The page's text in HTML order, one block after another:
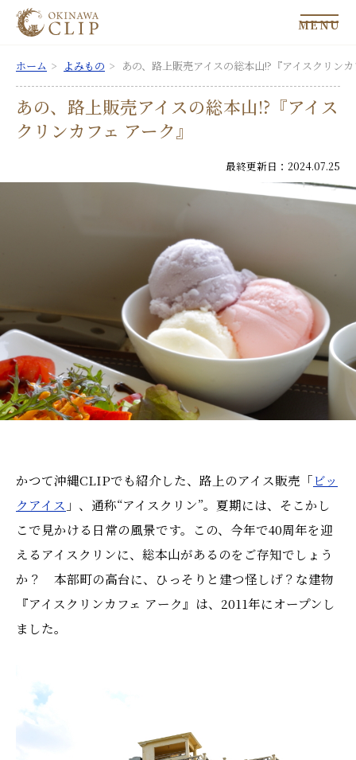
MENU
ホーム よみもの あの、路上販売アイスの総本山!?『アイスクリン
あの、路上販売アイスの総本山!?『アイス
クリンカフェ アーク』
最終更新日：2024.07.25
かつて沖縄CLIPでも紹介した、路上のアイス販売「ビッ
クアイス 」、通称“アイスクリン”。夏期には、そこかし
こで見かける日常の風景です。この、今年で40周年を迎
えるアイスクリンに、総本山があるのをご存知でしょう
か？ 本部町の高台に、ひっそりと建つ怪しげ？な建物
『アイスクリンカフェ アーク』は、2011年にオープンし
ました。